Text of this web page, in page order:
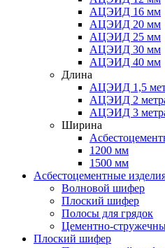
АЦЭИД 16 мм
АЦЭИД 20 мм
АЦЭИД 25 мм
АЦЭИД 30 мм
АЦЭИД 40 мм
Длина
АЦЭИД 1,5
АЦЭИД 2
АЦЭИД 3
Ширина
1200 мм
1500 мм
Асбестоцементные
Волновой шифер
Плоский шифер
Полосы для грядок
Цементно-
Плоский шифер